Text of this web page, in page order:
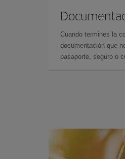
Cuando termines la
documentación que
pasaporte, seguro o